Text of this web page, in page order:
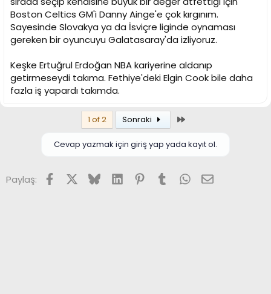
Boston Celtics GM'i Danny Ainge'e çok kırgınım.
Sayesinde Slovakya ya da İsviçre liginde oynaması
gereken bir oyuncuyu Galatasaray'da izliyoruz.
Keşke Ertuğrul Erdoğan NBA kariyerine aldanıp
getirmeseydi takıma. Fethiye'deki Elgin Cook bile daha
fazla iş yapardı takımda.
1 of 2 Sonraki
Cevap yazmak için giriş yap yada kayıt ol.
Paylaş: FacebookX (Twitter)
BlueskyLinkedInPinterest
TumblrWhatsApp
E-posta